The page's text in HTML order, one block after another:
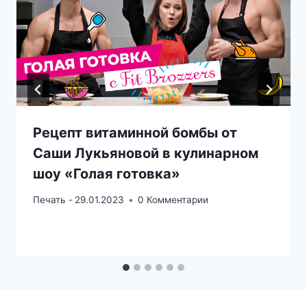
Рецепт витаминной бомбы от
Саши Лукьяновой в кулинарном
шоу «Голая готовка»
Печать - 29.01.2023 0 Комментарии